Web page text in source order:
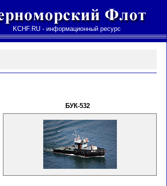
KCHF.RU - информационный ресурс
БУК-532